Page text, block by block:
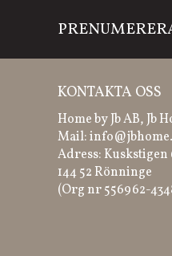
KONTAKTA OSS
Home by Jb AB, Jb
Mail:
Adress: Kuskstigen
144 52 Rönninge
(Org nr 556962-